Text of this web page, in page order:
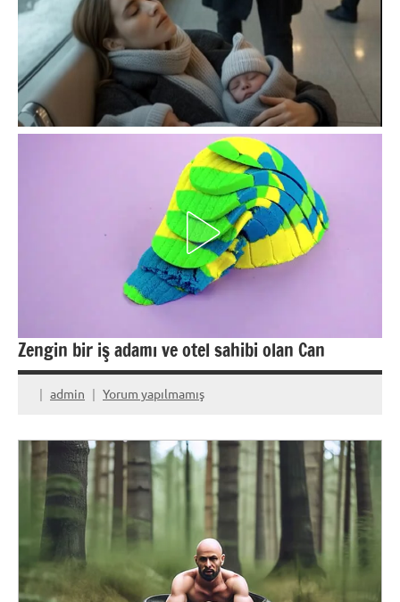
Zengin bir iş adamı ve otel sahibi olan Can
admin Yorum yapılmamış